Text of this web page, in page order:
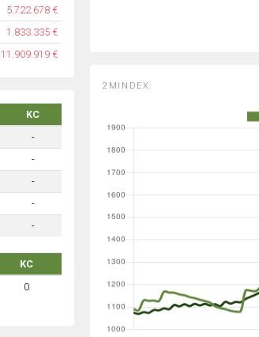
5.722.678 €
1.833.335 €
11.909.919 €
KC
-
-
-
-
-
KC
0
2MINDEX: